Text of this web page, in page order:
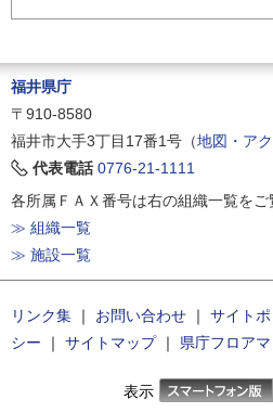
福井県庁
〒910-8580
福井市大手3丁目17番1号（地図・ア
代表電話 0776-21-1111
各所属ＦＡＸ番号は右の組織一覧をご
≫ 組織一覧
≫ 施設一覧
リンク集 ｜ お問い合わせ ｜ サイト
シー ｜ サイトマップ｜ 県庁フロア
表示